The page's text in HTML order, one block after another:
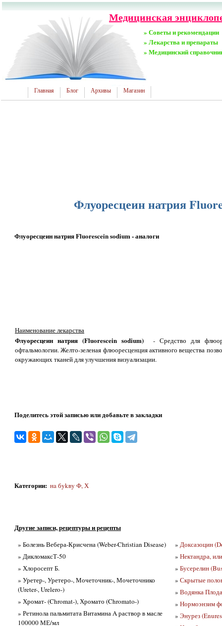
Медицинская
» Советы и рекомендации
» Лекарства и препараты
» Медицинский
Главная Блог Архивы Магазин
Флуоресцеин натрия
Флуоресцеин натрия Fluorescein sodium - аналоги
Наименование лекарства
Флуоресцеин натрия (Fluorescein sodium) - Средство для
офтальмологии. Желто-зеленая флюоресценция активного вещества
окружающих тканей для улучшения визуализации.
Поделитесь этой записью или добавьте в закладки
Категории: нa бykвy Ф, Х
Другие записи, рецептуры и рецепты
» Болезнь Вебера-Крисчена (Weber-Christian Disease)
» ДикломаксТ-50
» Хлоросепт Б.
» Уретер-, Уретеро-, Мочеточник-, Мочеточнико
(Ureter-, Urelero-)
» Хромат- (Chromat-), Хромато (Chromato-)
» Ретинола пальмитата Витамина A раствор в масле
100000 МЕ/мл
» Доксазоцин
» Нектандра,
» Бусерелин
» Скрытые
» Водянка
» Нормоэнзим
» Энурез